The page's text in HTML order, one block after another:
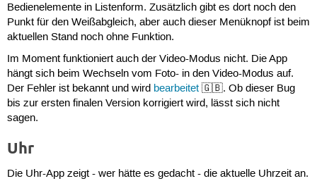
Bedienelemente in Listenform. Zusätzlich gibt es dort noch den
Punkt für den Weißabgleich, aber auch dieser Menüknopf ist beim
aktuellen Stand noch ohne Funktion.
Im Moment funktioniert auch der Video-Modus nicht. Die App
hängt sich beim Wechseln vom Foto- in den Video-Modus auf.
Der Fehler ist bekannt und wird bearbeitet🇬🇧. Ob dieser Bug
bis zur ersten finalen Version korrigiert wird, lässt sich nicht
sagen.
Uhr
Die Uhr-App zeigt - wer hätte es gedacht - die aktuelle Uhrzeit an.